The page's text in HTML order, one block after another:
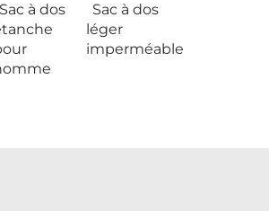
Sac à dos
Sac à dos
léger
imperméable